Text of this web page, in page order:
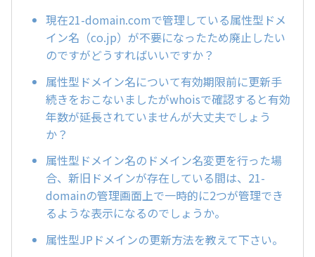
現在21-domain.comで管理している属性型ドメ
イン名（co.jp）が不要になったため廃止したい
のですがどうすればいいですか？
属性型ドメイン名について有効期限前に更新手
続きをおこないましたがwhoisで確認すると有効
年数が延長されていませんが大丈夫でしょう
か？
属性型ドメイン名のドメイン名変更を行った場
合、新旧ドメインが存在している間は、21-
domainの管理画面上で一時的に2つが管理でき
るような表示になるのでしょうか。
属性型JPドメインの更新方法を教えて下さい。